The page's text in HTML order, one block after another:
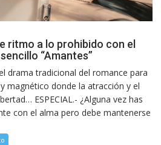
ritmo a lo prohibido con el
“Amantes”
drama tradicional del romance para
magnético donde la atracción y el
ESPECIAL.- ¿Alguna vez has
con el alma pero debe mantenerse